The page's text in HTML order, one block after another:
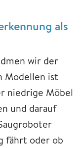
als
wir der
Modellen ist
niedrige Möbel
und darauf
fährt oder ob